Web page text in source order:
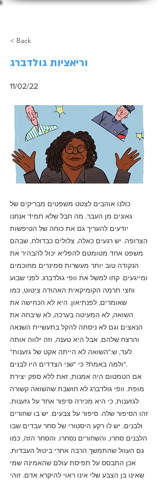
< Back
וריאציות גולדברג
11/02/22
כולנו אוהבים לצטט משפטים מבריקים של
גאונים מן העבר. מה חבל שלא תמיד אנחנו
יודעים להעריך גם את כוחה של הטיפשות
הצרופה. יש רגעים כאלה, צלולים כבדולח, שבהם
משפט אחד מטומטם להפליא יכול להבהיר את
הנקודה טוב יותר מעשרות סמינרים מחוכמים
ומייגעים. קחו למשל את וופי גולדברג. לפני שבוע
וחצי תרמה הקומיקאית האהודה ציטוט, כמו
שאומרים, לפנתיאון. היא לא הכחישה את
השואה, לא המעיטה בערכה, לא שיבחה את
הנאצים וגם לא ניסתה להקל בתעשיית השנאה
והרצח שלהם. אבל היא טענה, וזה ילווה אותה
לעד, ש:"השואה לא הייתה אקט של גזענות"
ולמה באמת? כי "שני הצדדים היו לבנים".
אם הטמטום היה אמנות, זאת ללא ספק יצירת
מופת. וופי גולדברג לא חושבת שהשואה קשורה
לגזענות, כי היא מכירה סיפור אחד על גזענות.
זהו הסיפור שלה. סיפור על צבעים. יש בו שחורים
ולבנים. יש לו רקע היסטורי של סחר עבדים שבו
הלבנים סחרו, והשחורים נסחרו. והסחר הזה, כמו
גם העוול שהתמשך הרבה אחרי ביטול העבדות,
אכן התבסס על תפיסת עולם שהאמינה שמי
שאינו בן הצבע שלי אינו ראוי להיקרא אדם. זוהי